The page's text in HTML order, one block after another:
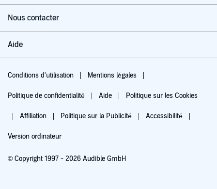
Nous contacter
Aide
Conditions d'utilisation Mentions légales
Politique de confidentialité Aide Politique sur les Cookies
Affiliation Politique sur la Publicité Accessibilité
Version ordinateur
© Copyright 1997 - 2026 Audible GmbH